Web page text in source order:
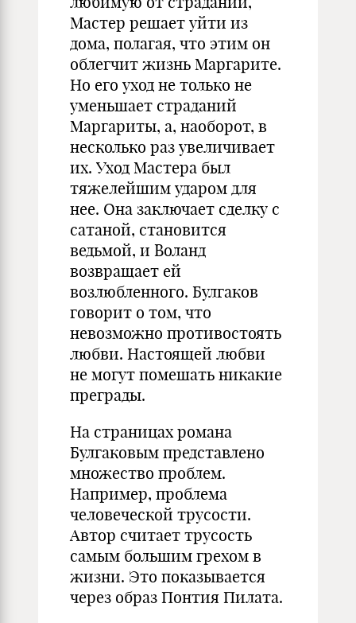
Мастер решает уйти из
дома, полагая, что этим он
облегчит жизнь Маргарите.
Но его уход не только не
уменьшает страданий
Маргариты, а, наоборот, в
несколько раз увеличивает
их. Уход Мастера был
тяжелейшим ударом для
нее. Она заключает сделку с
сатаной, становится
ведьмой, и Воланд
возвращает ей
возлюбленного. Булгаков
говорит о том, что
невозможно противостоять
любви. Настоящей любви
не могут помешать никакие
преграды.
На страницах романа
Булгаковым представлено
множество проблем.
Например, проблема
человеческой трусости.
Автор считает трусость
самым большим грехом в
жизни. Это показывается
через образ Понтия Пилата.